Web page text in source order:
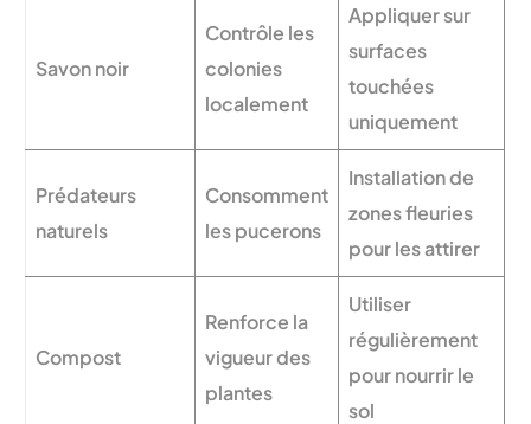
Savon noir
Contrôle les
colonies
localement
Appliquer sur
surfaces
touchées
uniquement
Prédateurs
naturels
Consomment
les pucerons
Installation de
zones fleuries
pour les attirer
Compost
Renforce la
vigueur des
plantes
Utiliser
régulièrement
pour nourrir le
sol